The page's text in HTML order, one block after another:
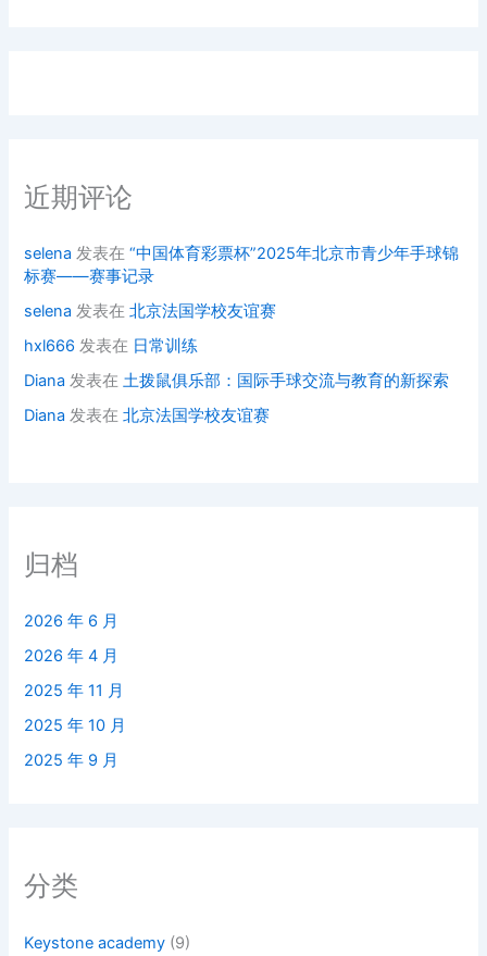
近期评论
selena 发表在“中国体育彩票杯”2025年北京市青少年手球锦
标赛——赛事记录
selena 发表在北京法国学校友谊赛
hxl666 发表在 日常训练
Diana 发表在土拨鼠俱乐部：国际手球交流与教育的新探索
Diana 发表在北京法国学校友谊赛
归档
2026 年 6 月
2026 年 4 月
2025 年 11 月
2025 年 10 月
2025 年 9 月
分类
Keystone academy (9)